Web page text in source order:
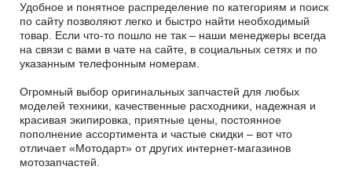
Удобное и понятное распределение по категориям и поиск
по сайту позволяют легко и быстро найти необходимый
товар. Если что-то пошло не так – наши менеджеры всегда
на связи с вами в чате на сайте, в социальных сетях и по
указанным телефонным номерам.
Огромный выбор оригинальных запчастей для любых
моделей техники, качественные расходники, надежная и
красивая экипировка, приятные цены, постоянное
пополнение ассортимента и частые скидки – вот что
отличает «Мотодарт» от других интернет-магазинов
мотозапчастей.